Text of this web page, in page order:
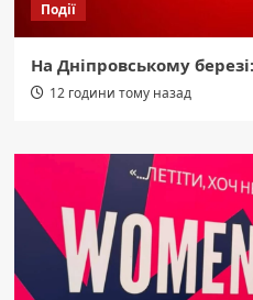
Події
На Дніпровському
12 години тому назад